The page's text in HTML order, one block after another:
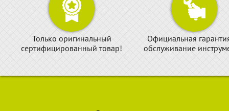
Только оригинальный
сертифицированный товар!
Официальная
обслуживание